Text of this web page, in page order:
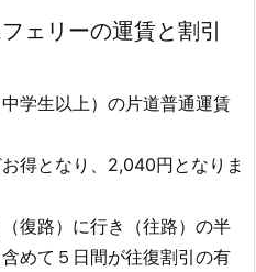
ェリーの運賃と割引
学生以上）の片道普通運賃
得となり、2,040円となりま
復路）に行き（往路）の半
めて５日間が往復割引の有